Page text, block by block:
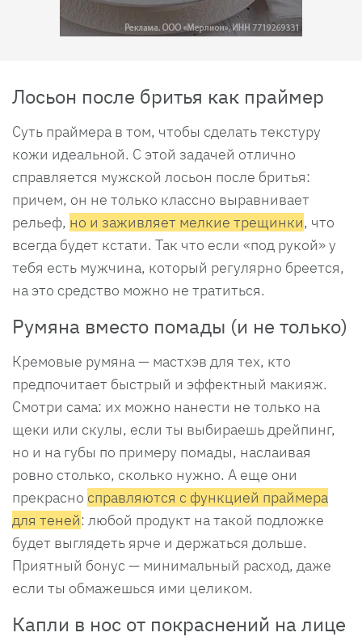
Лосьон после бритья как праймер
Суть праймера в том, чтобы сделать текстуру
кожи идеальной. С этой задачей отлично
справляется мужской лосьон после бритья:
причем, он не только классно выравнивает
рельеф, но и заживляет мелкие трещинки, что
всегда будет кстати. Так что если «под рукой» у
тебя есть мужчина, который регулярно бреется,
на это средство можно не тратиться.
Румяна вместо помады (и не только)
Кремовые румяна — мастхэв для тех, кто
предпочитает быстрый и эффектный макияж.
Смотри сама: их можно нанести не только на
щеки или скулы, если ты выбираешь дрейпинг,
но и на губы по примеру помады, наслаивая
ровно столько, сколько нужно. А еще они
прекрасно справляются с функцией праймера
для теней: любой продукт на такой подложке
будет выглядеть ярче и держаться дольше.
Приятный бонус — минимальный расход, даже
если ты обмажешься ими целиком.
Капли в нос от покраснений на лице